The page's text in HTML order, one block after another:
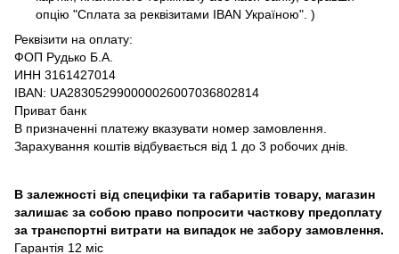
опцію "Сплата за реквізитами IBAN Україною". )
Реквізити на оплату:
ФОП Рудько Б.А.
ИНН 3161427014
IBAN: UA283052990000026007036802814
Приват банк
В призначенні платежу вказувати номер замовлення.
Зарахування коштів відбувається від 1 до 3 робочих днів.
В залежності від специфіки та габаритів товару, магазин
залишає за собою право попросити часткову предоплату
за транспортні витрати на випадок не забору замовлення.
Гарантія 12 міс